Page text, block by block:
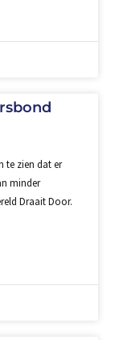
te zien dat er
minder
Draait Door.